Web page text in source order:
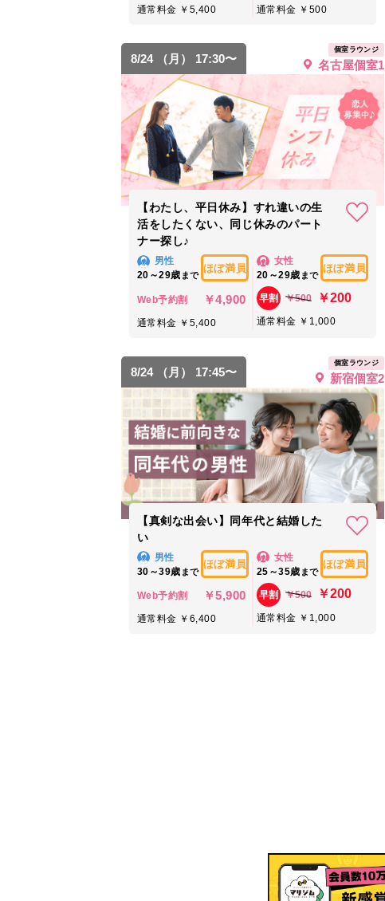
通常料金 ￥5,400 通常料金 ￥500
8/24 （月） 17:30〜
個室ラウンジ
名古屋個室1
【わたし、平日休み】すれ違いの生
活をしたくない、同じ休みのパート
ナー探し♪
男性
20～29歳 まで
ほぼ満員
Web予約割 ￥4,900
通常料金 ￥5,400
女性
20～29歳 まで
ほぼ満員
早割 ￥500 ￥200
通常料金 ￥1,000
8/24 （月） 17:45〜
個室ラウンジ
新宿個室2
【真剣な出会い】同年代と結婚した
い
男性
30～39歳 まで
ほぼ満員
Web予約割 ￥5,900
通常料金 ￥6,400
女性
25～35歳 まで
ほぼ満員
早割 ￥500 ￥200
通常料金 ￥1,000